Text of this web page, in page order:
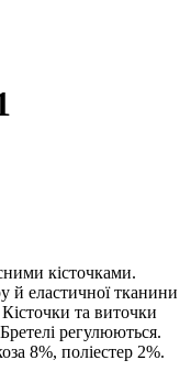
кісточками.
й еластичної тканини
та виточки
регулюються.
8%, поліестер 2%.